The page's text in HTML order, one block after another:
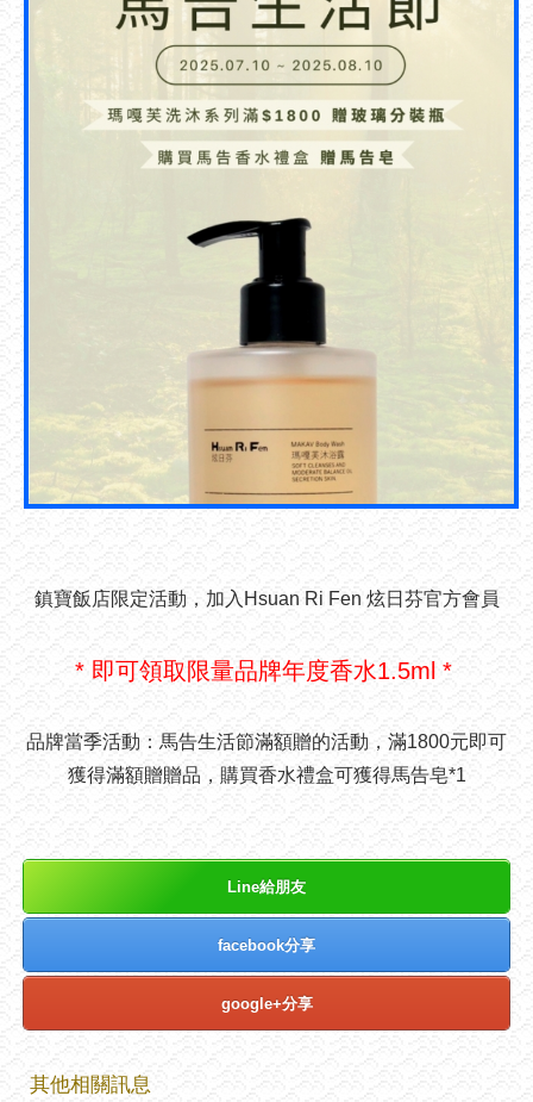
鎮寶飯店限定活動，加入Hsuan Ri Fen 炫日芬官方會員
* 即可領取限量品牌年度香水1.5ml *
品牌當季活動：馬告生活節滿額贈的活動，滿1800元即可
獲得滿額贈贈品，購買香水禮盒可獲得馬告皂*1
Line給朋友
facebook分享
google+分享
其他相關訊息